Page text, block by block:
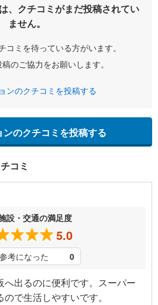
、クチコミがまだ投稿されてい
ません。
コミを待っている方がいます。
のご協力をお願いします。
ンのクチコミを投稿する
ンのクチコミを投稿する
コミ
設・交通の満足度
5.0
参考になった 0
出るのに便利です。スーパー
で生活しやすいです。